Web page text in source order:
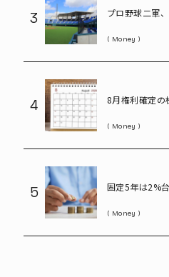
3
プロ野球二軍
Money
4
8月権利確定
Money
5
固定5年は2%
得?Money